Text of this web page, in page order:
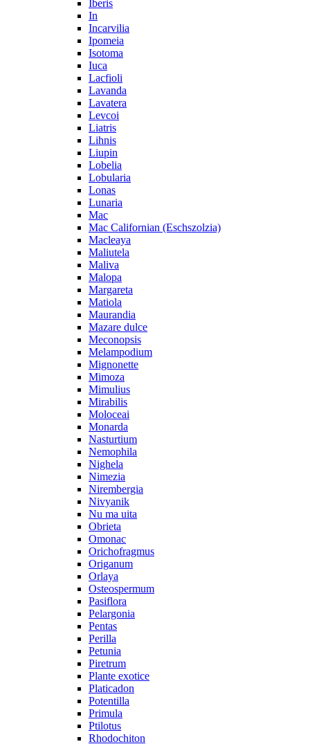
Iberis
In
Incarvilia
Ipomeia
Isotoma
Iuca
Lacfioli
Lavanda
Lavatera
Levcoi
Liatris
Lihnis
Liupin
Lobelia
Lobularia
Lonas
Lunaria
Mac
Mac Californian (Eschszolzia)
Macleaya
Maliutela
Maliva
Malopa
Margareta
Matiola
Maurandia
Mazare dulce
Meconopsis
Melampodium
Mignonette
Mimoza
Mimulius
Mirabilis
Moloceai
Monarda
Nasturtium
Nemophila
Nighela
Nimezia
Nirembergia
Nivyanik
Nu ma uita
Obrieta
Omonac
Orichofragmus
Origanum
Orlaya
Osteospermum
Pasiflora
Pelargonia
Pentas
Perilla
Petunia
Piretrum
Plante exotice
Platicadon
Potentilla
Primula
Ptilotus
Rhodochiton